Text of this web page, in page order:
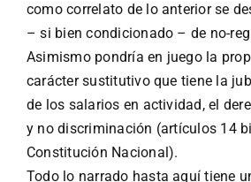
como correlato de lo anterior se
– si bien condicionado – de no-
Asimismo pondría en juego la
carácter sustitutivo que tiene la
de los salarios en actividad, el
y no discriminación (artículos 14
Constitución Nacional).
Todo lo narrado hasta aquí tiene